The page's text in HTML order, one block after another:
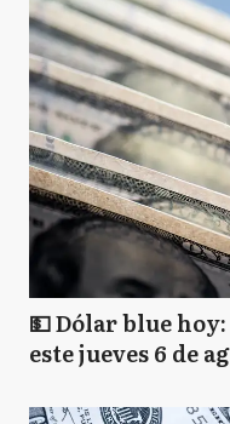
💵 Dólar blue
este jueves 6 de